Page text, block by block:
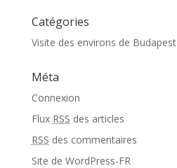
Catégories
Visite des environs de Budapest
Méta
Connexion
Flux RSS des articles
RSS des commentaires
Site de WordPress-FR